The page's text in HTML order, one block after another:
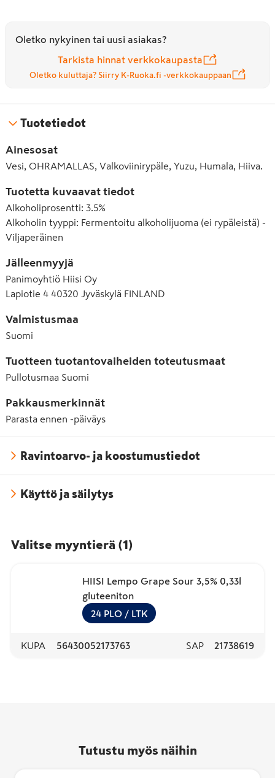
Oletko nykyinen tai uusi asiakas?
Tarkista hinnat verkkokaupasta
Oletko kuluttaja? Siirry K-Ruoka.fi -verkkokauppaan
Tuotetiedot
Ainesosat
Vesi, OHRAMALLAS, Valkoviinirypäle, Yuzu, Humala, Hiiva.
Tuotetta kuvaavat tiedot
Alkoholiprosentti: 3.5%
Alkoholin tyyppi: Fermentoitu alkoholijuoma (ei rypäleistä) -
Viljaperäinen
Jälleenmyyjä
Panimoyhtiö Hiisi Oy
Lapiotie 4 40320 Jyväskylä FINLAND
Valmistusmaa
Suomi
Tuotteen tuotantovaiheiden toteutusmaat
Pullotusmaa Suomi
Pakkausmerkinnät
Parasta ennen -päiväys
Ravintoarvo- ja koostumustiedot
Käyttö ja säilytys
Valitse myyntierä (1 )
HIISI Lempo Grape Sour 3,5% 0,33l
gluteeniton
24 PLO / LTK
KUPA 56430052173763 SAP 21738619
Tutustu myös näihin